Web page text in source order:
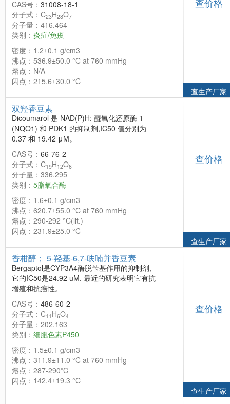
CAS号： 31008-18-1
分子式：C23H28O7
分子量：416.464
类别： 炎症/免疫
密度：1.2±0.1 g/cm3
沸点：536.9±50.0 °C at 760 mmHg
熔点：N/A
闪点：215.6±30.0 °C
查生产厂家
双羟香豆素
Dicoumarol 是 NAD(P)H: 醌氧化还原酶 1
(NQO1) 和 PDK1 的抑制剂,IC50 值分别为
0.37 和 19.42 μM。
CAS号： 66-76-2
分子式：C19H12O6
分子量：336.295
类别： 5脂氧合酶
密度：1.6±0.1 g/cm3
沸点：620.7±55.0 °C at 760 mmHg
熔点：290-292 °C(lit.)
闪点：231.9±25.0 °C
查价格
查生产厂家
香柑醇； 5-羟基-6,7-呋喃并香豆素
Bergaptol是CYP3A4酶脱苄基作用的抑制剂,
它的IC50是24.92 uM. 最近的研究表明它有抗
增殖和抗癌性。
CAS号： 486-60-2
分子式：C11 H6O4
分子量：202.163
类别： 细胞色素P450
密度：1.5±0.1 g/cm3
沸点：311.9±11.0 °C at 760 mmHg
熔点：287-290ºC
闪点：142.4±19.3 °C
查价格
查生产厂家